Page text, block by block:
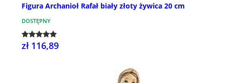
Figura Archanioł Rafał biały złoty żywica 20 cm
DOSTĘPNY
zł 116,89